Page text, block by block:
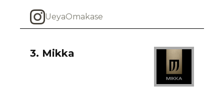
UeyaOmakase
3. Mikka